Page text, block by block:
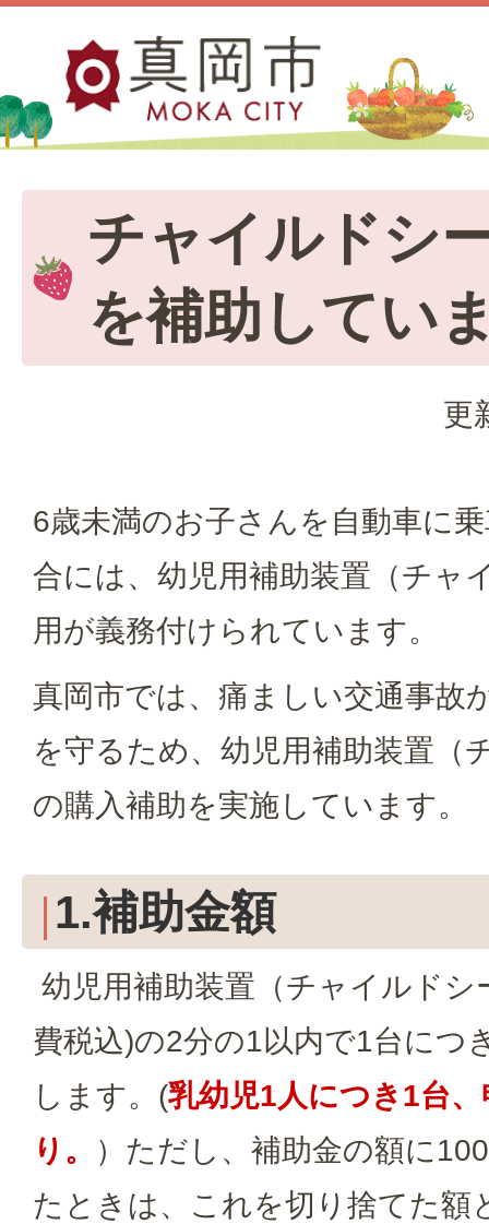
チャイルドシ
を補助してい
更
6歳未満のお子さんを自動車に
合には、幼児用補助装置（チャ
用が義務付けられています。
真岡市では、痛ましい交通事故
を守るため、幼児用補助装置（
の購入補助を実施しています。
1.補助金額
幼児用補助装置（チャイルドシ
費税込)の2分の1以内で1台につ
します。(乳幼児1人につき1台
り。
）ただし、補助金の額に
たときは、これを切り捨てた額